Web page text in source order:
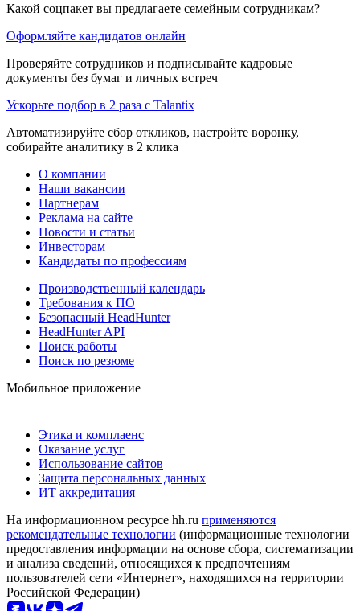
Какой соцпакет вы предлагаете семейным сотрудникам?
Оформляйте кандидатов онлайн
Проверяйте сотрудников и подписывайте кадровые
документы без бумаг и личных встреч
Ускорьте подбор в 2 раза с Talantix
Автоматизируйте сбор откликов, настройте воронку,
собирайте аналитику в 2 клика
О компании
Наши вакансии
Партнерам
Реклама на сайте
Новости и статьи
Инвесторам
Кандидаты по профессиям
Производственный календарь
Требования к ПО
Безопасный HeadHunter
HeadHunter API
Поиск работы
Поиск по резюме
Мобильное приложение
Этика и комплаенс
Оказание услуг
Использование сайтов
Защита персональных данных
ИТ аккредитация
На информационном ресурсе hh.ru применяются
рекомендательные технологии (информационные технологии
предоставления информации на основе сбора, систематизации
и анализа сведений, относящихся к предпочтениям
пользователей сети «Интернет», находящихся на территории
Российской Федерации)